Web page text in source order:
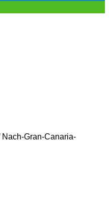
Gran-Canaria-